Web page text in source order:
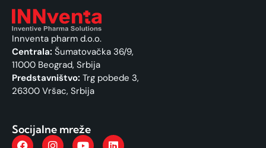
Innventa pharm d.o.o.
Centrala: Šumatovačka 36/9,
11000 Beograd, Srbija
Predstavništvo: Trg pobede 3,
26300 Vršac, Srbija
Socijalne mreže